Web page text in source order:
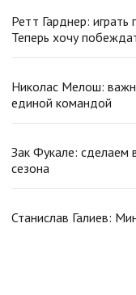
Ретт Гарднер:
Теперь хочу
Николас Мелош:
единой командой
Зак Фукале: сделаем
сезона
Станислав Галиев: